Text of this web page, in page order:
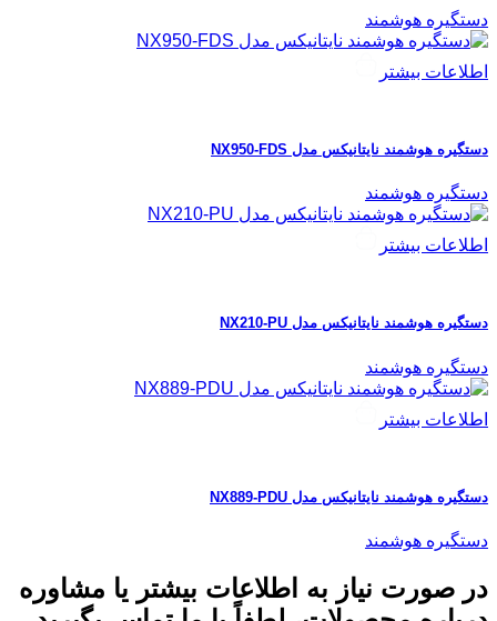
دستگیره هوشمند
اطلاعات بیشتر
دستگیره هوشمند نایتانیکس مدل NX950-FDS
دستگیره هوشمند
اطلاعات بیشتر
دستگیره هوشمند نایتانیکس مدل NX210-PU
دستگیره هوشمند
اطلاعات بیشتر
دستگیره هوشمند نایتانیکس مدل NX889-PDU
دستگیره هوشمند
در صورت نیاز به اطلاعات بیشتر یا مشاوره